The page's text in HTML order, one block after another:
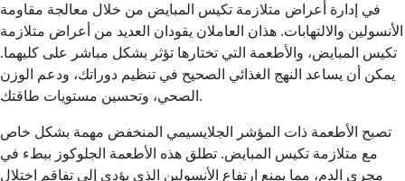
في إدارة أعراض متلازمة تكيس المبايض من خلال معالجة مقاومة
الأنسولين والالتهابات. هذان العاملان يقودان العديد من أعراض متلازمة
تكيس المبايض، والأطعمة التي تختارها تؤثر بشكل مباشر على كليهما.
يمكن أن يساعد النهج الغذائي الصحيح في تنظيم دوراتك، ودعم الوزن
الصحي، وتحسين مستويات طاقتك.
تصبح الأطعمة ذات المؤشر الجلايسيمي المنخفض مهمة بشكل خاص
مع متلازمة تكيس المبايض. تطلق هذه الأطعمة الجلوكوز ببطء في
مجرى الدم، مما يمنع ارتفاع الأنسولين الذي يؤدي إلى تفاقم اختلال